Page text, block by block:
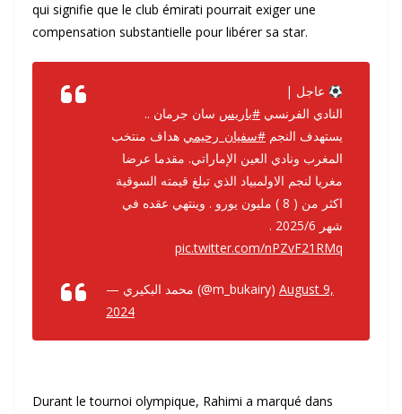
qui signifie que le club émirati pourrait exiger une
compensation substantielle pour libérer sa star.
عاجل |
النادي الفرنسي #باريس سان جرمان ..
يستهدف النجم #سفيان_رحيمي هداف منتخب
المغرب ونادي العين الإماراتي. مقدما عرضا
مغريا لنجم الاولمبياد الذي تبلغ قيمته السوقية
اكثر من ( 8 ) مليون يورو . وينتهي عقده في
شهر 2025/6 .
pic.twitter.com/nPZvF21RMq
— محمد البكيري (@m_bukairy) August 9,
2024
Durant le tournoi olympique, Rahimi a marqué dans